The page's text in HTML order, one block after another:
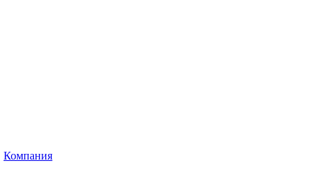
Компания